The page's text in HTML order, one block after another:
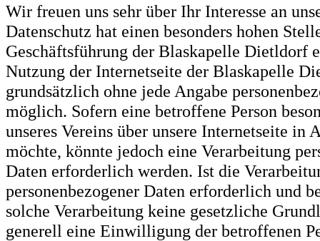
Wir freuen uns sehr über Ihr Interesse an
Datenschutz hat einen besonders hohen
Geschäftsführung der Blaskapelle Dietldorf
Nutzung der Internetseite der Blaskapelle
grundsätzlich ohne jede Angabe
möglich. Sofern eine betroffene Person
unseres Vereins über unsere Internetseite in
möchte, könnte jedoch eine Verarbeitung
Daten erforderlich werden. Ist die
personenbezogener Daten erforderlich und
solche Verarbeitung keine gesetzliche
generell eine Einwilligung der betroffenen